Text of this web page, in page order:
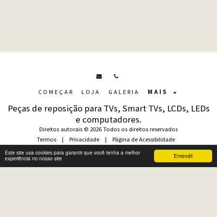
Entendi!
Este site usa cookies para garantir que você tenha a melhor
experiência no nosso site
Peças de reposição para TVs, Smart TVs, LCDs, LEDs
e computadores.
Direitos autorais © 2026 Todos os direitos reservados
Termos| Privacidade| Página de Acessibilidade
COMEÇAR LOJA GALERIA MAIS
Assinar